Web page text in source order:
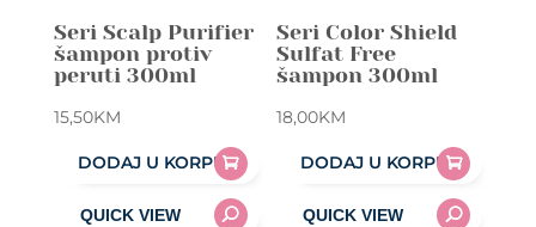
Seri Scalp Purifier
šampon protiv
peruti 300ml
15,50KM
DODAJ U KORPU
Seri Color Shield
Sulfat Free
šampon 300ml
18,00KM
DODAJ U KORPU